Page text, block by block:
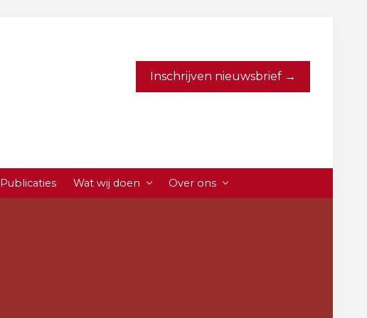
Inschrijven nieuwsbrief →
Publicaties Wat wij doen Over ons